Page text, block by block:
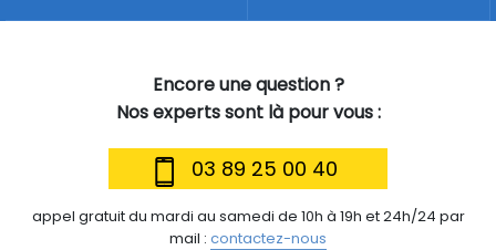
Encore une question ?
Nos experts sont là pour vous :
03 89 25 00 40
appel gratuit du mardi au samedi de 10h à 19h et 24h/24 par
mail : contactez-nous